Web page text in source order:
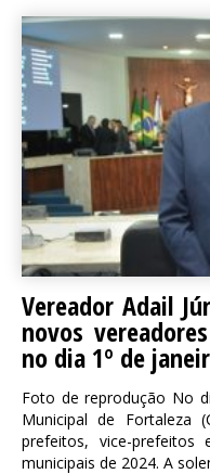
Vereador Adail
novos
no dia 1º de
Foto de reprodução No
Municipal de Fortaleza
prefeitos, vice-prefeitos
municipais de 2024. A